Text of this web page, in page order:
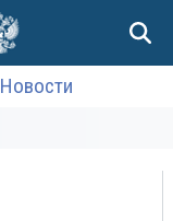
Новости